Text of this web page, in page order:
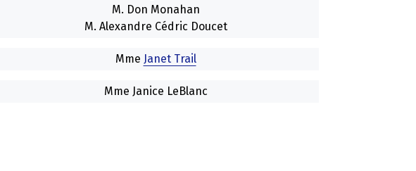
M. Don Monahan
M. Alexandre Cédric Doucet
Mme Janet Trail
Mme Janice LeBlanc